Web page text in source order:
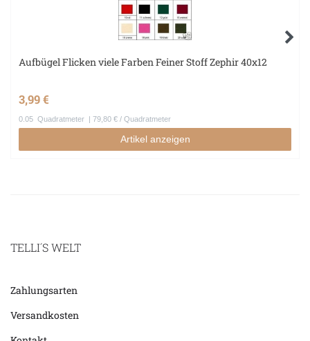
Aufbügel Flicken viele Farben Feiner Stoff Zephir 40x12
3,99 €
0.05 Quadratmeter | 79,80 € / Quadratmeter
Artikel anzeigen
TELLI´S WELT
Zahlungsarten
Versandkosten